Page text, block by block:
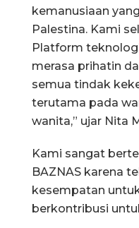
kemanusiaan
Palestina. Kami
Platform
merasa prihatin
semua tindak
terutama pada
wanita,” ujar Nita
Kami sangat
BAZNAS karena
kesempatan
berkontribusi